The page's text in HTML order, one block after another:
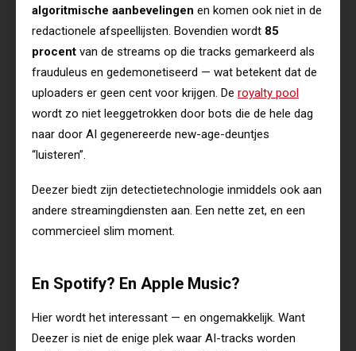
algoritmische aanbevelingen en komen ook niet in de
redactionele afspeellijsten. Bovendien wordt 85
procent van de streams op die tracks gemarkeerd als
frauduleus en gedemonetiseerd — wat betekent dat de
uploaders er geen cent voor krijgen. De royalty pool
wordt zo niet leeggetrokken door bots die de hele dag
naar door AI gegenereerde new-age-deuntjes
“luisteren”.
Deezer biedt zijn detectietechnologie inmiddels ook aan
andere streamingdiensten aan. Een nette zet, en een
commercieel slim moment.
En Spotify? En Apple Music?
Hier wordt het interessant — en ongemakkelijk. Want
Deezer is niet de enige plek waar AI-tracks worden